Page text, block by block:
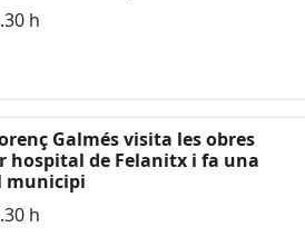
h
Galmés visita les obres
hospital de Felanitx i fa una
municipi
h